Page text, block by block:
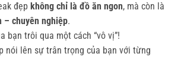
đẹp không chỉ là đồ ăn ngon, mà còn là
– chuyên nghiệp.
bạn trôi qua một cách “vô vị”!
nói lên sự trân trọng của bạn với từng